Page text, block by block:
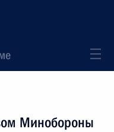
Минобороны